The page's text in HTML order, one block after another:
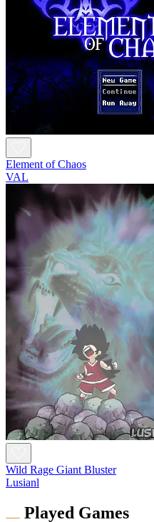
Element of Chaos
VAL
Wild Rage Giant Bluster
Lusianl
Played Games